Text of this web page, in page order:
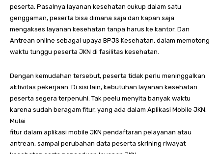
peserta. Pasalnya layanan kesehatan cukup dalam satu
genggaman, peserta bisa dimana saja dan kapan saja
mengakses layanan kesehatan tanpa harus ke kantor. Dan
Antrean online sebagai upaya BPJS Kesehatan, dalam memotong
waktu tunggu peserta JKN di fasilitas kesehatan.
Dengan kemudahan tersebut, peserta tidak perlu meninggalkan
aktivitas pekerjaan. Di sisi lain, kebutuhan layanan kesehatan
peserta segera terpenuhi. Tak peelu menyita banyak waktu
karena sudah beragam fitur, yang ada dalam Aplikasi Mobile JKN.
Mulai
fitur dalam aplikasi mobile JKN pendaftaran pelayanan atau
antrean, sampai perubahan data peserta skrining riwayat